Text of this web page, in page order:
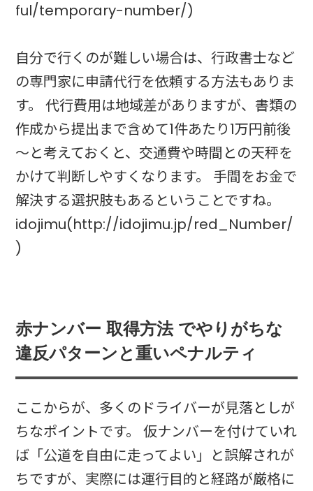
ful/temporary-number/)
自分で行くのが難しい場合は、行政書士など
の専門家に申請代行を依頼する方法もありま
す。 代行費用は地域差がありますが、書類の
作成から提出まで含めて1件あたり1万円前後
～と考えておくと、交通費や時間との天秤を
かけて判断しやすくなります。 手間をお金で
解決する選択肢もあるということですね。
idojimu(http://idojimu.jp/red_Number/
)
赤ナンバー 取得方法 でやりがちな
違反パターンと重いペナルティ
ここからが、多くのドライバーが見落としが
ちなポイントです。 仮ナンバーを付けていれ
ば「公道を自由に走ってよい」と誤解されが
ちですが、実際には運行目的と経路が厳格に